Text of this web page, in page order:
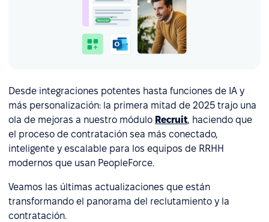
Desde integraciones potentes hasta funciones de IA y
más personalización: la primera mitad de 2025 trajo una
ola de mejoras a nuestro módulo Recruit, haciendo que
el proceso de contratación sea más conectado,
inteligente y escalable para los equipos de RRHH
modernos que usan PeopleForce.
Veamos las últimas actualizaciones que están
transformando el panorama del reclutamiento y la
contratación.